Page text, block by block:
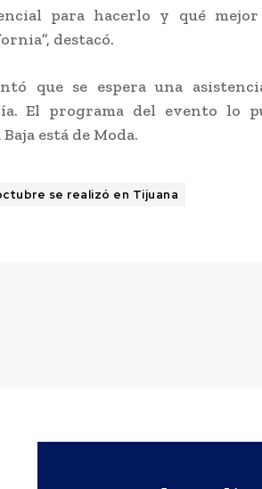
para hacerlo y qué mejor
destacó.
que se espera una
El programa del evento lo
está de Moda.
se realizó en Tijuana